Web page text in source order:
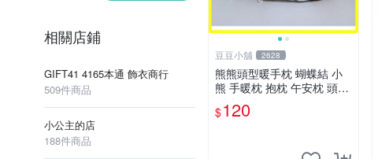
相關店鋪
GIFT41 4165本通 飾衣商行
509件商品
小公主的店
188件商品
豆豆小舖 2628
熊熊頭型暖手枕 蝴蝶結 小
熊 手暖枕 抱枕 午安枕 頭型
抱枕~6626
$120